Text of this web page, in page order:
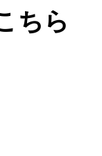
ちら